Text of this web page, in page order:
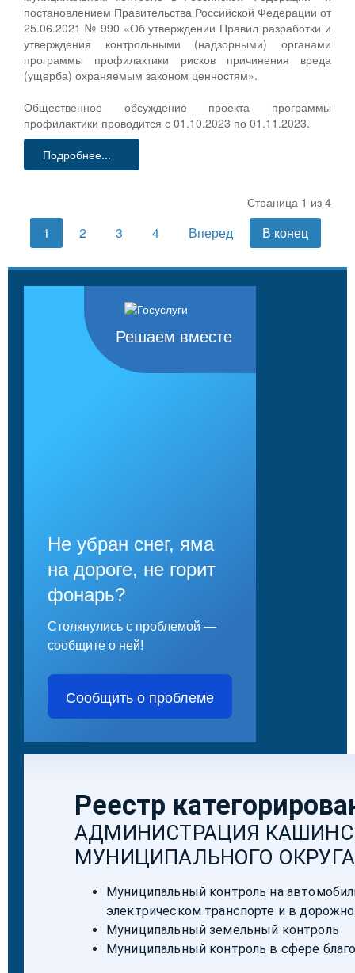
постановлением Правительства Российской Федерации от
25.06.2021 № 990 «Об утверждении Правил разработки и
утверждения контрольными (надзорными) органами
программы профилактики рисков причинения вреда
(ущерба) охраняемым законом ценностям».
Общественное обсуждение проекта программы
профилактики проводится с 01.10.2023 по 01.11.2023.
Подробнее...
Страница 1 из 4
1 2 3 4 Вперед В конец
Решаем вместе
Не убран снег, яма
на дороге, не горит
фонарь?
Столкнулись с проблемой —
сообщите о ней!
Сообщить о проблеме